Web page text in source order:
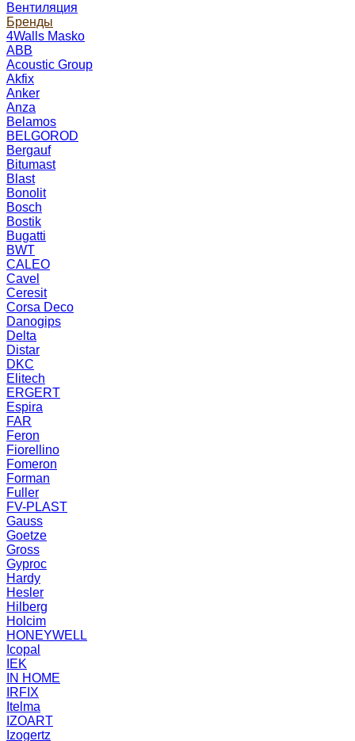
Вентиляция
Бренды
4Walls Masko
ABB
Acoustic Group
Akfix
Anker
Anza
Belamos
BELGOROD
Bergauf
Bitumast
Blast
Bonolit
Bosch
Bostik
Bugatti
BWT
CALEO
Cavel
Ceresit
Corsa Deco
Danogips
Delta
Distar
DKC
Elitech
ERGERT
Espira
FAR
Feron
Fiorellino
Fomeron
Forman
Fuller
FV-PLAST
Gauss
Goetze
Gross
Gyproc
Hardy
Hesler
Hilberg
Holcim
HONEYWELL
Icopal
IEK
IN HOME
IRFIX
Itelma
IZOART
Izogertz